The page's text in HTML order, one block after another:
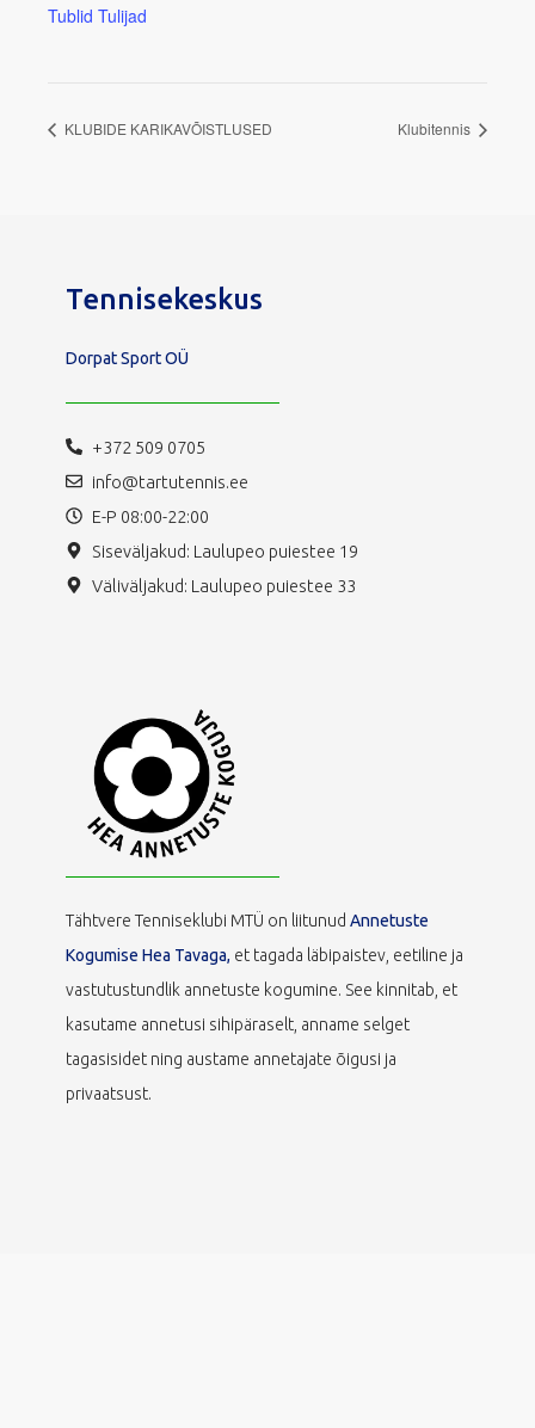
Tublid Tulijad
KLUBIDE KARIKAVÕISTLUSED Klubitennis
Tennisekeskus
Dorpat Sport OÜ
+372 509 0705
info@tartutennis.ee
E-P 08:00-22:00
Siseväljakud: Laulupeo puiestee 19
Väliväljakud: Laulupeo puiestee 33
Tähtvere Tenniseklubi MTÜ on liitunud Annetuste
Kogumise Hea Tavaga, et tagada läbipaistev, eetiline ja
vastutustundlik annetuste kogumine. See kinnitab, et
kasutame annetusi sihipäraselt, anname selget
tagasisidet ning austame annetajate õigusi ja
privaatsust.